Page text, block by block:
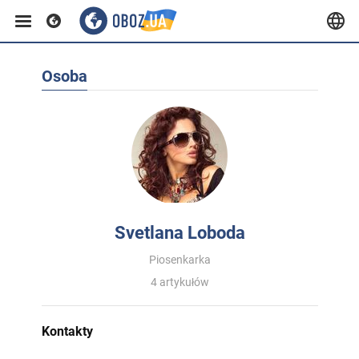
Osoba
Svetlana Loboda
Piosenkarka
4 artykułów
Kontakty